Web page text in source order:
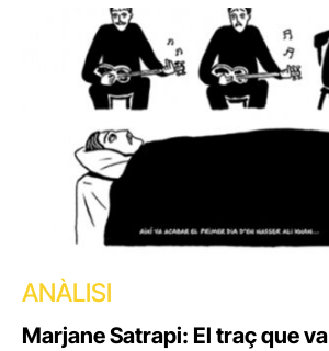
ANÀLISI
Marjane Satrapi: El traç que va